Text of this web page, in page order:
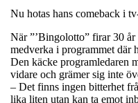
Nu hotas hans comeback i
När ”’Bingolotto” firar 30
medverka i programmet där
Den käcke programledaren
vidare och grämer sig inte
– Det finns ingen bitterhet
lika liten utan kan ta emot